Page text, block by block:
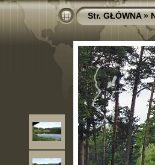
Str. GŁÓWNA»